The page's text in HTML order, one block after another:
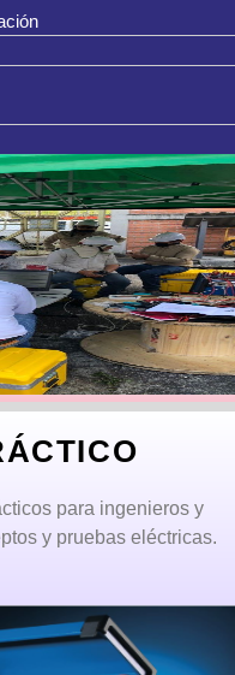
para ingenieros y
y pruebas eléctricas.